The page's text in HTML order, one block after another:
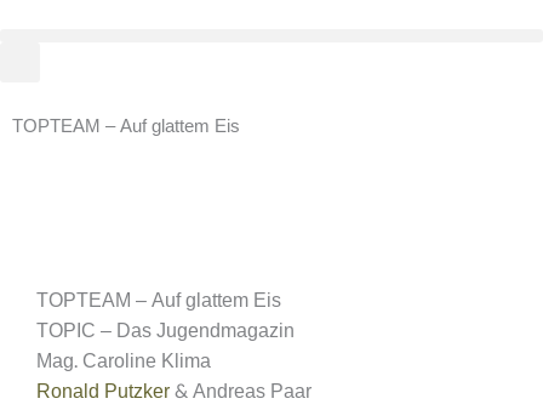
TOPTEAM – Auf glattem Eis
TOPTEAM – Auf glattem Eis
TOPIC – Das Jugendmagazin
Mag. Caroline Klima
Ronald Putzker& Andreas Paar